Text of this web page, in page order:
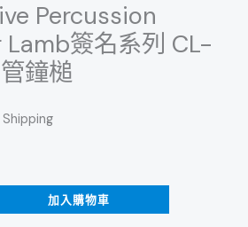
Percussion
簽名系列 CL-
鐘槌
加入購物車